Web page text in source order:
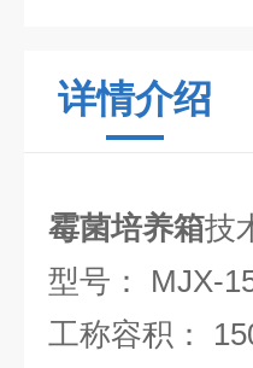
详情介绍
霉菌培养箱技
型号： MJX-
工称容积：